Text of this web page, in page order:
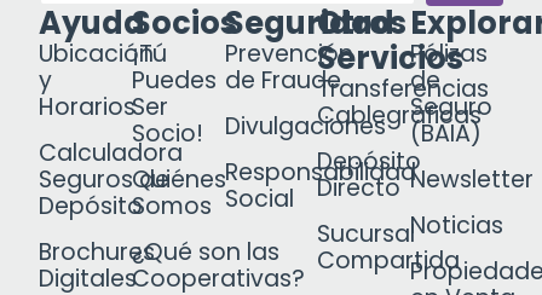
Ayuda
Ubicación
y
Horarios
Calculadora
Seguros de
Depósito
Brochures
Digitales
Socios
¡Tú
Puedes
Ser
Socio!
Quiénes
Somos
¿Qué son las
Cooperativas?
Seguridad
Prevención
de Fraude
Divulgaciones
Responsabilidad
Social
Otros
Servicios
Transferencias
Cablegráficas
Depósito
Directo
Sucursal
Compartida
Pólizas
de
Seguro
(BAIA)
Newsletter
Noticias